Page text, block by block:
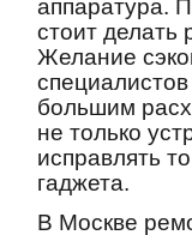
аппаратура.
стоит делать
Желание
большим
не только
исправлять
гаджета.
В Москве